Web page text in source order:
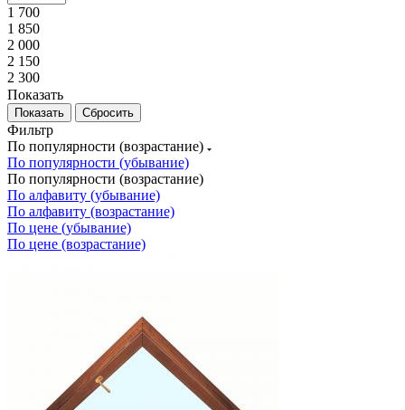
1 700
1 850
2 000
2 150
2 300
Показать
Сбросить
Фильтр
По популярности (возрастание)
По популярности (убывание)
По популярности (возрастание)
По алфавиту (убывание)
По алфавиту (возрастание)
По цене (убывание)
По цене (возрастание)